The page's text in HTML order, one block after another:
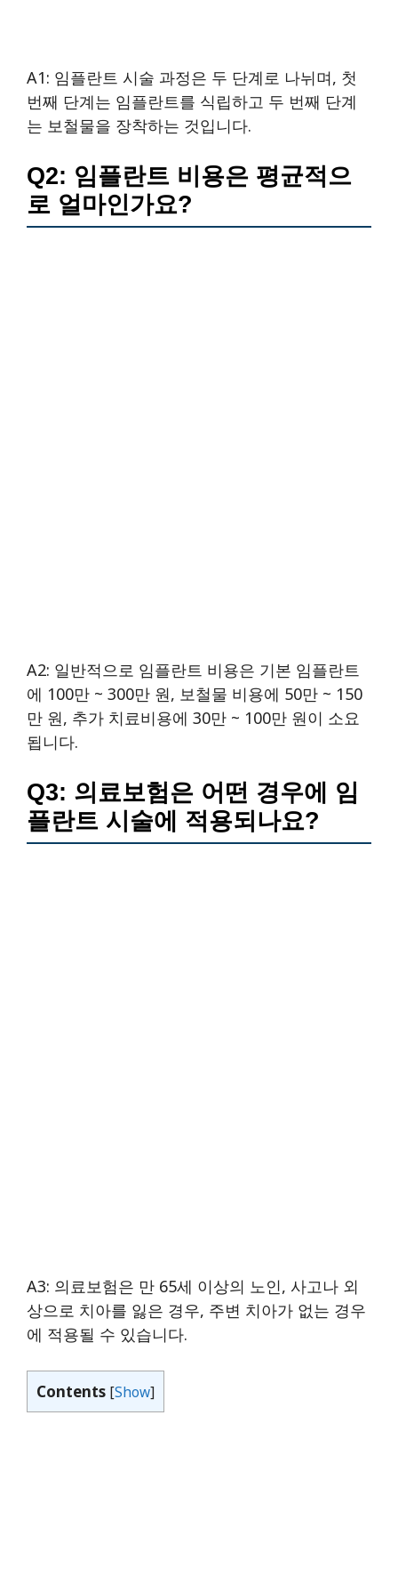
A1: 임플란트 시술 과정은 두 단계로 나뉘며, 첫
번째 단계는 임플란트를 식립하고 두 번째 단계
는 보철물을 장착하는 것입니다.
Q2: 임플란트 비용은 평균적으
로 얼마인가요?
A2: 일반적으로 임플란트 비용은 기본 임플란트
에 100만 ~ 300만 원, 보철물 비용에 50만 ~ 150
만 원, 추가 치료비용에 30만 ~ 100만 원이 소요
됩니다.
Q3: 의료보험은 어떤 경우에 임
플란트 시술에 적용되나요?
A3: 의료보험은 만 65세 이상의 노인, 사고나 외
상으로 치아를 잃은 경우, 주변 치아가 없는 경우
에 적용될 수 있습니다.
Contents [Show]